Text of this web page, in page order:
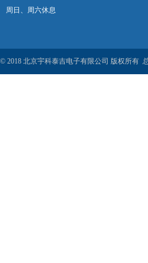
周日、周六休息
© 2018 北京宇科泰吉电子有限公司 版权所有